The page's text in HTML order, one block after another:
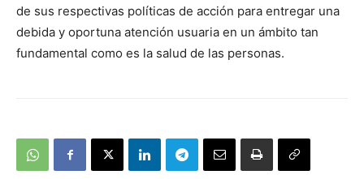
de sus respectivas políticas de acción para entregar una
debida y oportuna atención usuaria en un ámbito tan
fundamental como es la salud de las personas.